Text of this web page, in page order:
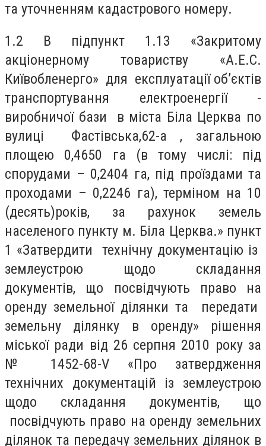
та уточненням кадастрового номеру.
1.2 В підпункт 1.13 «Закритому
акціонерному товариству «А.Е.С.
Київобленерго» для експлуатації об’єктів
транспортування електроенергії -
виробничої бази в міста Біла Церква по
вулиці Фастівська,62-а , загальною
площею 0,4650 га (в тому числі: під
спорудами – 0,2404 га, під проїздами та
проходами – 0,2246 га), терміном на 10
(десять)років, за рахунок земель
населеного пункту м. Біла Церква.» пункт
1 «Затвердити технічну документацію із
землеустрою щодо складання
документів, що посвідчують право на
оренду земельної ділянки та передати
земельну ділянку в оренду» рішення
міської ради від 26 серпня 2010 року за
№ 1452-68-V «Про затвердження
технічних документацій із землеустрою
щодо складання документів, що
посвідчують право на оренду земельних
ділянок та передачу земельних ділянок в